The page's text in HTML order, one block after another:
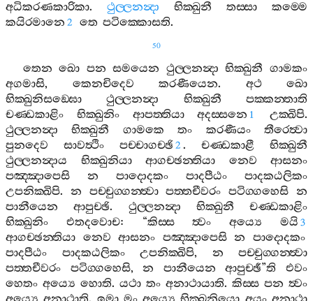
අධිකරණකාරිකා. ථුල‍්ලනන්‍දා භික‍්ඛුනී තස‍්සා
කම‍්මෙ
කයිරමානෙ 2 තෙ පටික‍්කොසති.
50
තෙන ඛො පන සමයෙන ථුල‍්ලනන්‍දා භික‍්ඛුනී ගාමකං
අගමාසි, කෙනචිදෙව කරණීයෙන. අථ
ඛො
භික‍්ඛුනිසඞ‍්ඝො
ථුල‍්ලනන්‍දා භික‍්ඛුනී
පක‍්කන‍්තාති
චණ‍්ඩකාළිං
භික‍්ඛුනිං ආපත‍්තියා අදස‍්සනෙ 1 උක‍්ඛිපි.
ථුල‍්ලනන්‍දා
භික‍්ඛුනී ගාමකෙ තං කරණීයං
තීරෙත්‍වා
පුනදෙව
සාවත්‍ථිං පච‍්චාගච‍්ඡි2 . චණ‍්ඩකාළී
භික‍්ඛුනී
ථුල‍්ලනන්‍දාය
භික‍්ඛුනියා ආගච‍්ඡන‍්තියා නෙව
ආසනං
පඤ‍්ඤාපෙසි
න පාදොදකං පාදපීඨං
පාදකඨලිකං
උපනික‍්ඛිපි. න පච‍්චුග‍්ගන‍්ත්‍වා පත‍්තචීවරං පටිග‍්ගහෙසි න
පානීයෙන
ආපුච‍්ඡි. ථුල‍්ලනන්‍දා භික‍්ඛුනී
චණ‍්ඩකාළිං
භික‍්ඛුනිං
එතදවොච: “කිස‍්ස ත්‍වං අය්‍යෙ මයි 3
ආගච‍්ඡන‍්තියා නෙව ආසනං පඤ‍්ඤාපෙසි න
පාදොදකං
පාදපීඨං
පාදකඨලිකං උපනික‍්ඛිපි, න
පච‍්චුග‍්ගන‍්ත්‍වා
පත‍්තචීවරං
පටිග‍්ගහෙසි,න පානීයෙන ආපුච‍්ඡී”ති
එවං
හෙතං අය්‍යෙ හොති. යථා තං අනාථායාති. කිස‍්ස පන ත්‍වං